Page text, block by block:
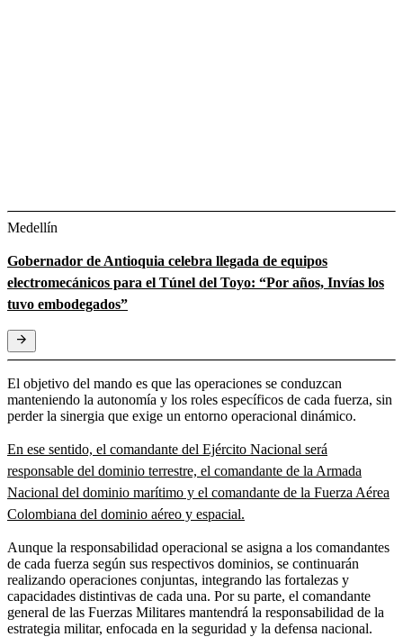
Medellín
Gobernador de Antioquia celebra llegada de equipos
electromecánicos para el Túnel del Toyo: “Por años, Invías los
tuvo embodegados”
El objetivo del mando es que las operaciones se conduzcan
manteniendo la autonomía y los roles específicos de cada fuerza, sin
perder la sinergia que exige un entorno operacional dinámico.
En ese sentido, el comandante del Ejército Nacional será
responsable del dominio terrestre, el comandante de la Armada
Nacional del dominio marítimo y el comandante de la Fuerza Aérea
Colombiana del dominio aéreo y espacial.
Aunque la responsabilidad operacional se asigna a los comandantes
de cada fuerza según sus respectivos dominios, se continuarán
realizando operaciones conjuntas, integrando las fortalezas y
capacidades distintivas de cada una. Por su parte, el comandante
general de las Fuerzas Militares mantendrá la responsabilidad de la
estrategia militar, enfocada en la seguridad y la defensa nacional.